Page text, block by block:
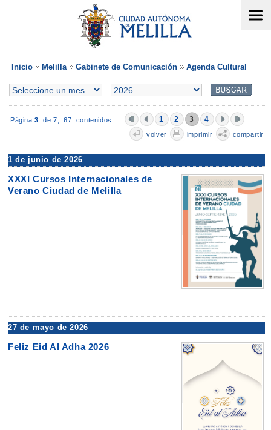
Inicio Melilla Gabinete de Comunicación Agenda Cultural
Página 3 de 7,67 contenidos 1 2 3 4
volver imprimir compartir
1 de junio de 2026
XXXI Cursos Internacionales de
Verano Ciudad de Melilla
27 de mayo de 2026
Feliz Eid Al Adha 2026